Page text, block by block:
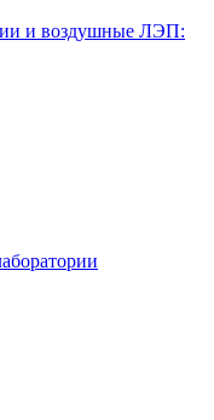
и воздушные ЛЭП: